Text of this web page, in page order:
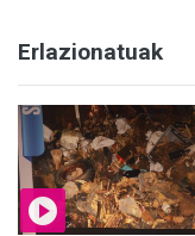
Erlazionatuak